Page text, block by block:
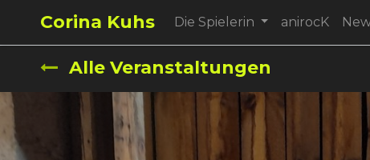
Corina Kuhs Die Spielerin anirocK
Alle Veranstaltungen